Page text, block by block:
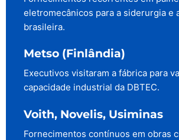
eletromecânicos para a siderurgia e
brasileira.
Metso (Finlândia)
Executivos visitaram a fábrica para
capacidade industrial da DBTEC.
Voith, Novelis, Usiminas
Fornecimentos contínuos em obras